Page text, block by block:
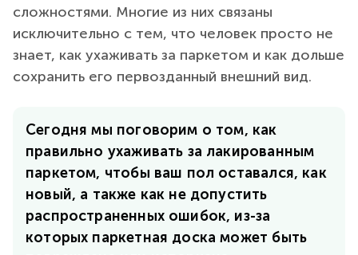
сложностями. Многие из них связаны
исключительно с тем, что человек просто не
знает, как ухаживать за паркетом и как дольше
сохранить его первозданный внешний вид.
Сегодня мы поговорим о том, как
правильно ухаживать за лакированным
паркетом, чтобы ваш пол оставался, как
новый, а также как не допустить
распространенных ошибок, из-за
которых паркетная доска может быть